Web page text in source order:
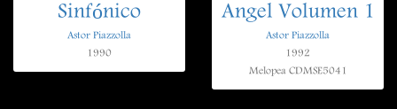
Sinfónico
Astor Piazzolla
1990
Angel Volumen 1
Astor Piazzolla
1992
Melopea CDMSE5041